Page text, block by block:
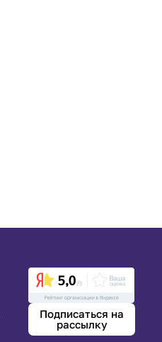
Подписаться на
рассылку